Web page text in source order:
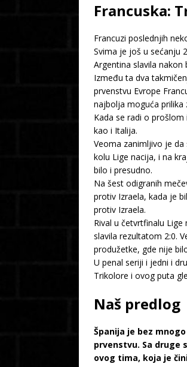
Francuska:
Francuzi poslednjih
Svima je još u sećanju
Argentina slavila
Između ta dva
prvenstvu Evrope
najbolja moguća prilika
Kada se radi o
kao i Italija.
Veoma zanimljivo je
kolu Lige nacija, i na
bilo i presudno.
Na šest odigranih
protiv Izraela, kada je
protiv Izraela.
Rival u četvrtfinalu
slavila rezultatom 2:0.
produžetke, gde nije
U penal seriji i jedni i
Trikolore i ovog puta
Naš predlog
Španija je bez
prvenstvu. Sa druge
ovog tima, koja je